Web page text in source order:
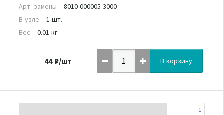
Арт. замены
8010-000005-3000
В узле
1 шт.
Вес
0.01 кг
44 ₽/шт В корзину
1